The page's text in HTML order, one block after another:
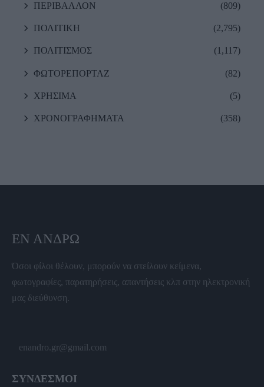
ΠΕΡΙΒΑΛΛΟΝ (809)
ΠΟΛΙΤΙΚΗ (2,795)
ΠΟΛΙΤΙΣΜΟΣ (1,117)
ΦΩΤΟΡΕΠΟΡΤΑΖ (82)
ΧΡΗΣΙΜΑ (5)
ΧΡΟΝΟΓΡΑΦΗΜΑΤΑ (358)
ΕΝ ΆΝΔΡΩ
Όσοι φίλοι θέλουν, μπορούν να στείλουν κείμενα,
φωτογραφίες, παρατηρήσεις, απαντήσεις κλπ στην ηλεκτρονική
μας διεύθυνση.
enandro.gr@gmail.com
ΣΥΝΔΕΣΜΟΙ